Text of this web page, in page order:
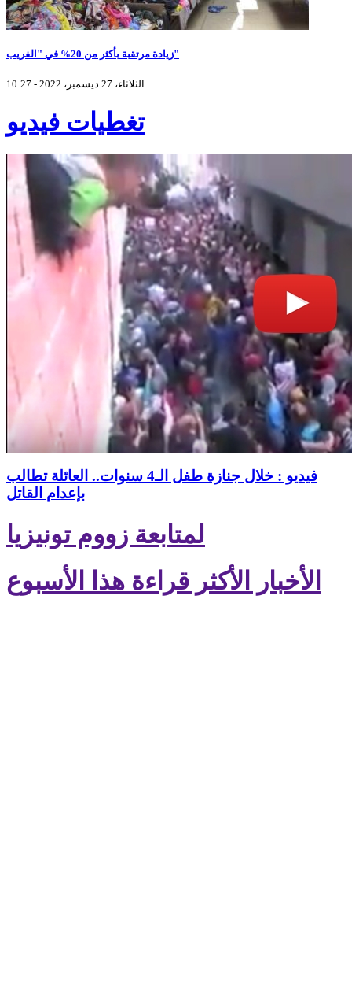
زيادة مرتقبة بأكثر من 20% في "الفريب"
الثلاثاء، 27 ديسمبر، 2022 - 10:27
تغطيات فيديو
فيديو : خلال جنازة طفل الـ4 سنوات.. العائلة تطالب
بإعدام القاتل
لمتابعة زووم تونيزيا
الأخبار الأكثر قراءة هذا الأسبوع